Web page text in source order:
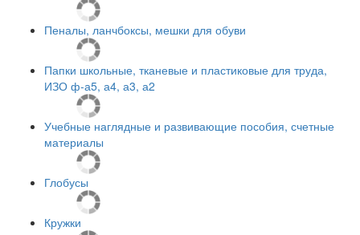
Пеналы, ланчбоксы, мешки для обуви
Папки школьные, тканевые и пластиковые для труда,
ИЗО ф-а5, а4, а3, а2
Учебные наглядные и развивающие пособия, счетные
материалы
Глобусы
Кружки